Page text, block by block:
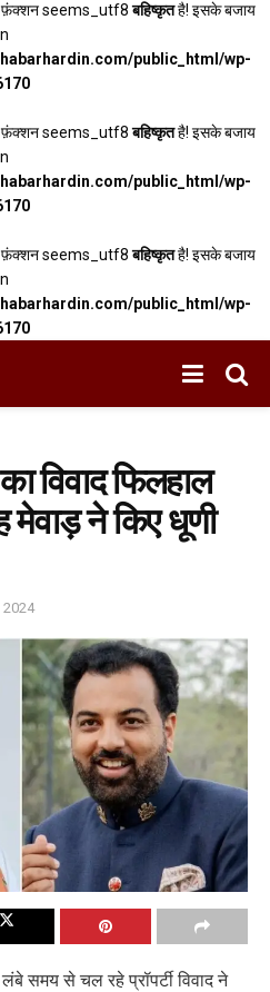
फ़ंक्शन seems_utf8बहिष्कृतहै! इसके बजाय
public_html/wp-
फ़ंक्शन seems_utf8बहिष्कृतहै! इसके बजाय
public_html/wp-
फ़ंक्शन seems_utf8बहिष्कृतहै! इसके बजाय
public_html/wp-
विवाद फिलहाल
मेवाड़ ने किए धूणी
2024
समय से चल रहे प्रॉपर्टी विवाद ने